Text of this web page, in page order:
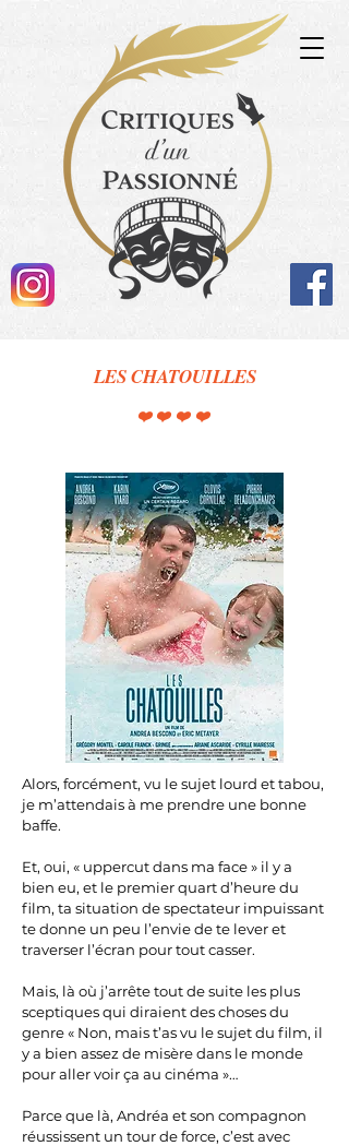
LES CHATOUILLES
❤️❤️❤️❤️
Alors, forcément, vu le sujet lourd et tabou,
je m’attendais à me prendre une bonne
baffe.
Et, oui, « uppercut dans ma face » il y a
bien eu, et le premier quart d’heure du
film, ta situation de spectateur impuissant
te donne un peu l’envie de te lever et
traverser l’écran pour tout casser.
Mais, là où j’arrête tout de suite les plus
sceptiques qui diraient des choses du
genre « Non, mais t’as vu le sujet du film, il
y a bien assez de misère dans le monde
pour aller voir ça au cinéma »…
Parce que là, Andréa et son compagnon
réussissent un tour de force, c’est avec